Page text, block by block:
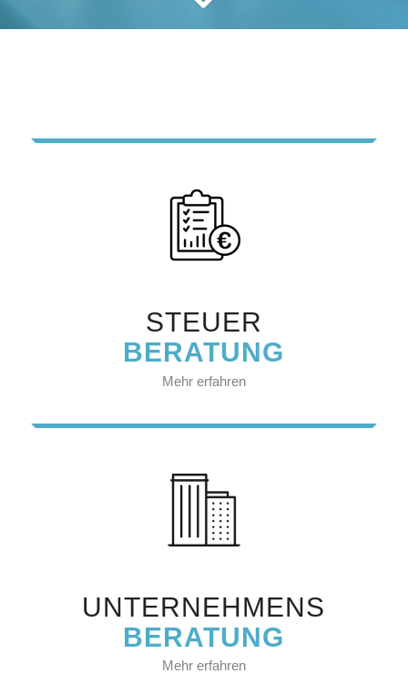
STEUER
BERATUNG
Mehr erfahren
UNTERNEHMENS
BERATUNG
Mehr erfahren